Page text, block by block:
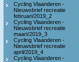
Cycling Vlaanderen -
Nieuwsbrief recreatie
februari/2019_2
Cycling Vlaanderen -
Nieuwsbrief recreatie
maart/2019_3
Cycling Vlaanderen -
Nieuwsbrief recreatie
april/2019_4
Cycling Vlaanderen -